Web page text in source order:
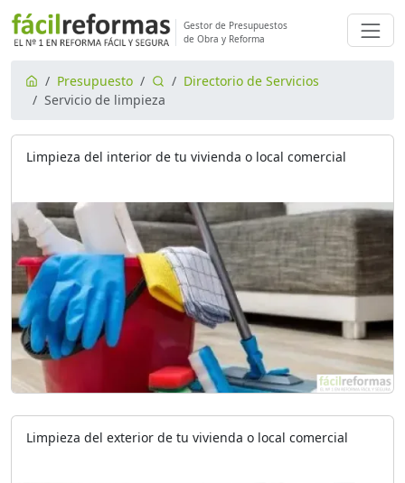
Gestor de Presupuestos
de Obra y Reforma
Presupuesto
Directorio de Servicios
Servicio de limpieza
Limpieza del interior de tu vivienda o local comercial
Limpieza del exterior de tu vivienda o local comercial